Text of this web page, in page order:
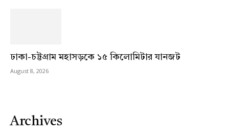
ঢাকা-চট্টগ্রাম মহাসড়কে ১৫ কিলোমিটার যানজট
August 8, 2026
Archives